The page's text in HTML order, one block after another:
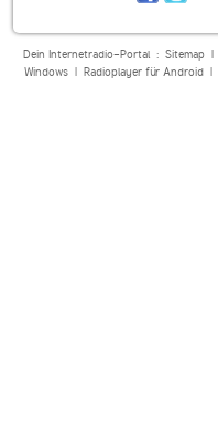
Dein Internetradio-Portal : Sitemap|
Windows| Radioplayer für Android|